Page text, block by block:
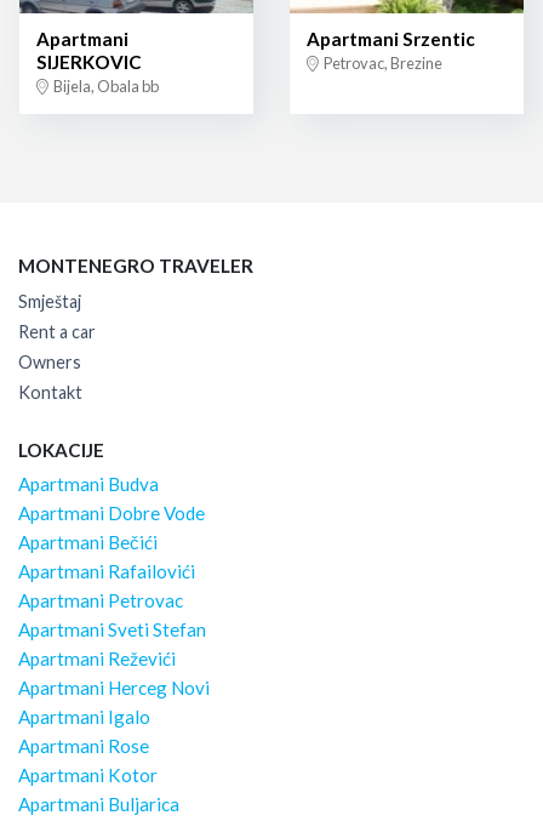
Apartmani
SIJERKOVIC
Bijela, Obala bb
Apartmani Srzentic
Petrovac, Brezine
MONTENEGRO TRAVELER
Smještaj
Rent a car
Owners
Kontakt
LOKACIJE
Apartmani Budva
Apartmani Dobre Vode
Apartmani Bečići
Apartmani Rafailovići
Apartmani Petrovac
Apartmani Sveti Stefan
Apartmani Reževići
Apartmani Herceg Novi
Apartmani Igalo
Apartmani Rose
Apartmani Kotor
Apartmani Buljarica